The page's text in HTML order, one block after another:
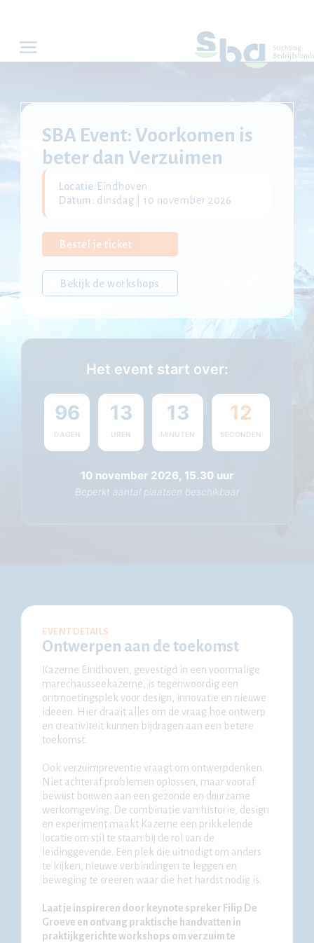
SBA Event: Voorkomen is
beter dan Verzuimen
Locatie:
Datum:
Eindhoven
dinsdag | 10 november 2026
Bestel je ticket
Bekijk de workshops
Het event start over:
96
DAGEN
13
UREN
13
MINUTEN
12
SECONDEN
10 november 2026, 15.30 uur
Beperkt aantal plaatsen beschikbaar
EVENT DETAILS
Ontwerpen aan de toekomst
Kazerne Eindhoven, gevestigd in een voormalige
marechausseekazerne, is tegenwoordig een
ontmoetingsplek voor design, innovatie en nieuwe
ideeën. Hier draait alles om de vraag hoe ontwerp
en creativiteit kunnen bijdragen aan een betere
toekomst.
Ook verzuimpreventie vraagt om ontwerpdenken.
Niet achteraf problemen oplossen, maar vooraf
bewust bouwen aan een gezonde en duurzame
werkomgeving. De combinatie van historie, design
en experiment maakt Kazerne een prikkelende
locatie om stil te staan bij de rol van de
leidinggevende. Een plek die uitnodigt om anders
te kijken, nieuwe verbindingen te leggen en
beweging te creëren waar die het hardst nodig is.
Laat je inspireren door keynote spreker Filip De
Groeve en ontvang praktische handvatten in
praktijkgerichte workshops om verzuim te